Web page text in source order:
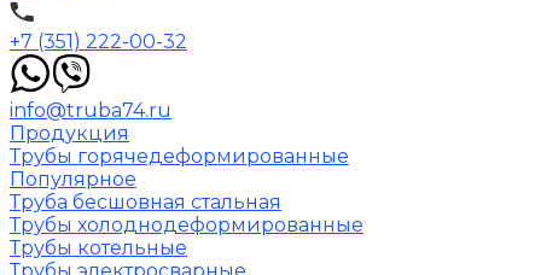
+7 (351) 222-00-32
info@truba74.ru
Продукция
Трубы горячедеформированные
Популярное
Труба бесшовная стальная
Трубы холоднодеформированные
Трубы котельные